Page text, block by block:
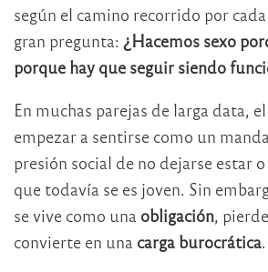
según el camino recorrido por
gran pregunta: ¿Hacemos sexo
porque hay que seguir siendo
En muchas parejas de larga data,
empezar a sentirse como un
presión social de no dejarse estar
que todavía se es joven. Sin
se vive como una obligación,
convierte en una carga burocrática.